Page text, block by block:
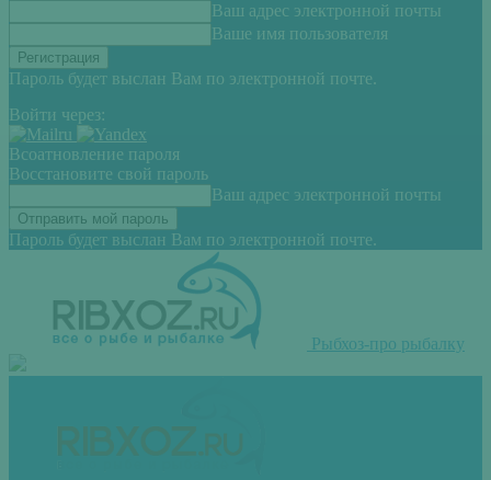
Ваш адрес электронной почты
Ваше имя пользователя
Пароль будет выслан Вам по электронной почте.
Войти через:
Всоатновление пароля
Восстановите свой пароль
Ваш адрес электронной почты
Пароль будет выслан Вам по электронной почте.
Рыбхоз-про рыбалку